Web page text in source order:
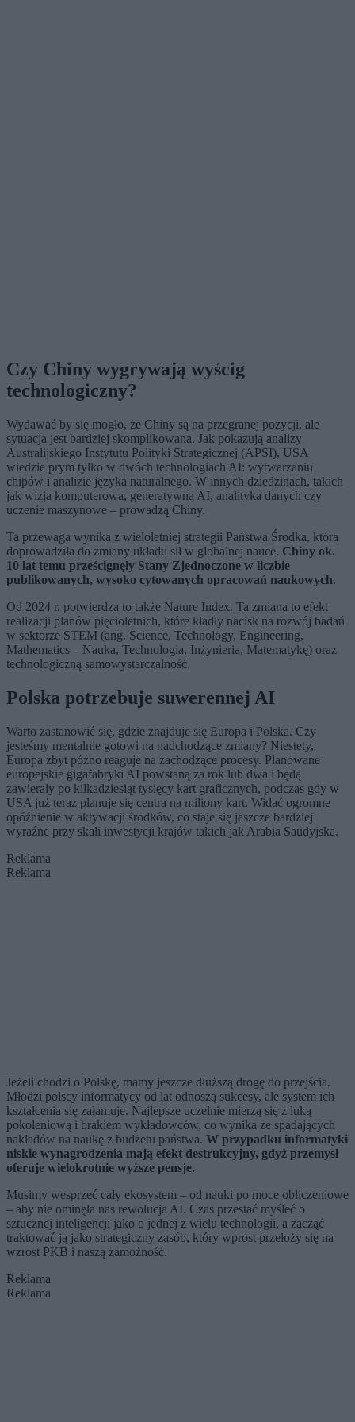
Czy Chiny wygrywają wyścig
technologiczny?
Wydawać by się mogło, że Chiny są na przegranej pozycji, ale
sytuacja jest bardziej skomplikowana. Jak pokazują analizy
Australijskiego Instytutu Polityki Strategicznej (APSI), USA
wiedzie prym tylko w dwóch technologiach AI: wytwarzaniu
chipów i analizie języka naturalnego. W innych dziedzinach, takich
jak wizja komputerowa, generatywna AI, analityka danych czy
uczenie maszynowe – prowadzą Chiny.
Ta przewaga wynika z wieloletniej strategii Państwa Środka, która
doprowadziła do zmiany układu sił w globalnej nauce. Chiny ok.
10 lat temu prześcignęły Stany Zjednoczone w liczbie
publikowanych, wysoko cytowanych opracowań naukowych.
Od 2024 r. potwierdza to także Nature Index. Ta zmiana to efekt
realizacji planów pięcioletnich, które kładły nacisk na rozwój badań
w sektorze STEM (ang. Science, Technology, Engineering,
Mathematics – Nauka, Technologia, Inżynieria, Matematykę) oraz
technologiczną samowystarczalność.
Polska potrzebuje suwerennej AI
Warto zastanowić się, gdzie znajduje się Europa i Polska. Czy
jesteśmy mentalnie gotowi na nadchodzące zmiany? Niestety,
Europa zbyt późno reaguje na zachodzące procesy. Planowane
europejskie gigafabryki AI powstaną za rok lub dwa i będą
zawierały po kilkadziesiąt tysięcy kart graficznych, podczas gdy w
USA już teraz planuje się centra na miliony kart. Widać ogromne
opóźnienie w aktywacji środków, co staje się jeszcze bardziej
wyraźne przy skali inwestycji krajów takich jak Arabia Saudyjska.
Reklama
Reklama
Jeżeli chodzi o Polskę, mamy jeszcze dłuższą drogę do przejścia.
Młodzi polscy informatycy od lat odnoszą sukcesy, ale system ich
kształcenia się załamuje. Najlepsze uczelnie mierzą się z luką
pokoleniową i brakiem wykładowców, co wynika ze spadających
nakładów na naukę z budżetu państwa. W przypadku informatyki
niskie wynagrodzenia mają efekt destrukcyjny, gdyż przemysł
oferuje wielokrotnie wyższe pensje.
Musimy wesprzeć cały ekosystem – od nauki po moce obliczeniowe
– aby nie ominęła nas rewolucja AI. Czas przestać myśleć o
sztucznej inteligencji jako o jednej z wielu technologii, a zacząć
traktować ją jako strategiczny zasób, który wprost przełoży się na
wzrost PKB i naszą zamożność.
Reklama
Reklama